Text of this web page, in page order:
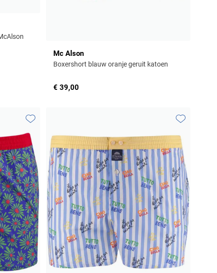
Mc Alson
Boxershort blauw oranje geruit katoen
€ 39,00